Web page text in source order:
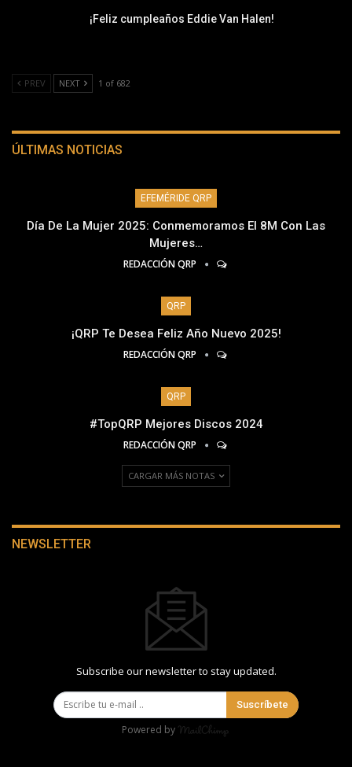
¡Feliz cumpleaños Eddie Van Halen!
PREV NEXT 1 of 682
ÚLTIMAS NOTICIAS
EFEMÉRIDE QRP
Día De La Mujer 2025: Conmemoramos El 8M Con Las
Mujeres…
REDACCIÓN QRP
QRP
¡QRP Te Desea Feliz Año Nuevo 2025!
REDACCIÓN QRP
QRP
#TopQRP Mejores Discos 2024
REDACCIÓN QRP
CARGAR MÁS NOTAS
NEWSLETTER
Subscribe our newsletter to stay updated.
Suscríbete
Powered by